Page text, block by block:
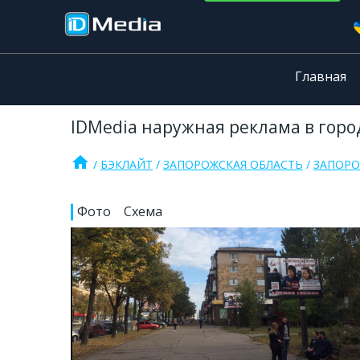
Главная
IDMedia наружная реклама в
home БЭКЛАЙТ ЗАПОРОЖСКАЯ ОБЛАСТЬ
Фото Схема